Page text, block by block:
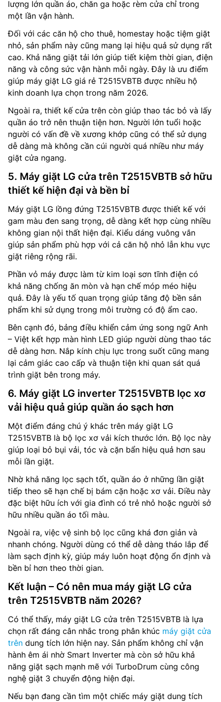
lượng lớn quần áo, chăn ga hoặc rèm cửa chỉ trong
một lần vận hành.
Đối với các căn hộ cho thuê, homestay hoặc tiệm giặt
nhỏ, sản phẩm này cũng mang lại hiệu quả sử dụng rất
cao. Khả năng giặt tải lớn giúp tiết kiệm thời gian, điện
năng và công sức vận hành mỗi ngày. Đây là ưu điểm
giúp máy giặt LG giá rẻ T2515VBTB được nhiều hộ
kinh doanh lựa chọn trong năm 2026.
Ngoài ra, thiết kế cửa trên còn giúp thao tác bỏ và lấy
quần áo trở nên thuận tiện hơn. Người lớn tuổi hoặc
người có vấn đề về xương khớp cũng có thể sử dụng
dễ dàng mà không cần cúi người quá nhiều như máy
giặt cửa ngang.
5. Máy giặt LG cửa trên T2515VBTB sở hữu
thiết kế hiện đại và bền bỉ
Máy giặt LG lồng đứng T2515VBTB được thiết kế với
gam màu đen sang trọng, dễ dàng kết hợp cùng nhiều
không gian nội thất hiện đại. Kiểu dáng vuông vắn
giúp sản phẩm phù hợp với cả căn hộ nhỏ lẫn khu vực
giặt riêng rộng rãi.
Phần vỏ máy được làm từ kim loại sơn tĩnh điện có
khả năng chống ăn mòn và hạn chế móp méo hiệu
quả. Đây là yếu tố quan trọng giúp tăng độ bền sản
phẩm khi sử dụng trong môi trường có độ ẩm cao.
Bên cạnh đó, bảng điều khiển cảm ứng song ngữ Anh
– Việt kết hợp màn hình LED giúp người dùng thao tác
dễ dàng hơn. Nắp kính chịu lực trong suốt cũng mang
lại cảm giác cao cấp và thuận tiện khi quan sát quá
trình giặt bên trong máy.
6. Máy giặt LG inverter T2515VBTB lọc xơ
vải hiệu quả giúp quần áo sạch hơn
Một điểm đáng chú ý khác trên máy giặt LG
T2515VBTB là bộ lọc xơ vải kích thước lớn. Bộ lọc này
giúp loại bỏ bụi vải, tóc và cặn bẩn hiệu quả hơn sau
mỗi lần giặt.
Nhờ khả năng lọc sạch tốt, quần áo ở những lần giặt
tiếp theo sẽ hạn chế bị bám cặn hoặc xơ vải. Điều này
đặc biệt hữu ích với gia đình có trẻ nhỏ hoặc người sở
hữu nhiều quần áo tối màu.
Ngoài ra, việc vệ sinh bộ lọc cũng khá đơn giản và
nhanh chóng. Người dùng có thể dễ dàng tháo lắp để
làm sạch định kỳ, giúp máy luôn hoạt động ổn định và
bền bỉ hơn theo thời gian.
Kết luận – Có nên mua máy giặt LG cửa
trên T2515VBTB năm 2026?
Có thể thấy, máy giặt LG cửa trên T2515VBTB là lựa
chọn rất đáng cân nhắc trong phân khúc máy giặt cửa
trên dung tích lớn hiện nay. Sản phẩm không chỉ vận
hành êm ái nhờ Smart Inverter mà còn sở hữu khả
năng giặt sạch mạnh mẽ với TurboDrum cùng công
nghệ giặt 3 chuyển động hiện đại.
Nếu bạn đang cần tìm một chiếc máy giặt dung tích